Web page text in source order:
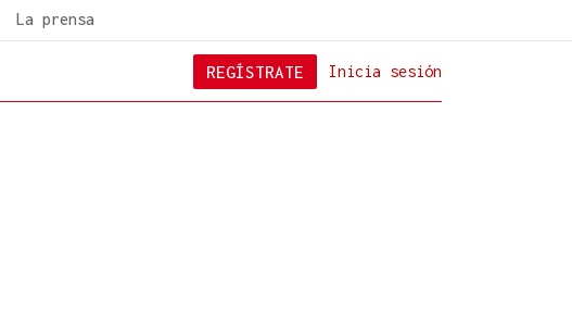
La prensa
Inicia sesión
REGÍSTRATE